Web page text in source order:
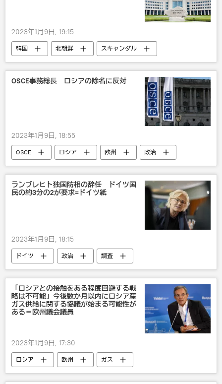
2023年1月9日, 19:15
韓国 北朝鮮
スキャンダル
政治
OSCE事務総長 ロシアの除名に反対
2023年1月9日, 18:55
OSCE ロシア 欧州 政治
ランブレヒト独国防相の辞任 ドイツ国
民の約3分の2が要求=ドイツ紙
2023年1月9日, 18:15
ドイツ 政治 調査
「ロシアとの接触をある程度回避する戦
略は不可能」今後数か月以内にロシア産
ガス供給に関する協議が始まる可能性が
ある＝欧州議会議員
2023年1月9日, 17:30
ロシア 欧州
ガス
エネルギー危機